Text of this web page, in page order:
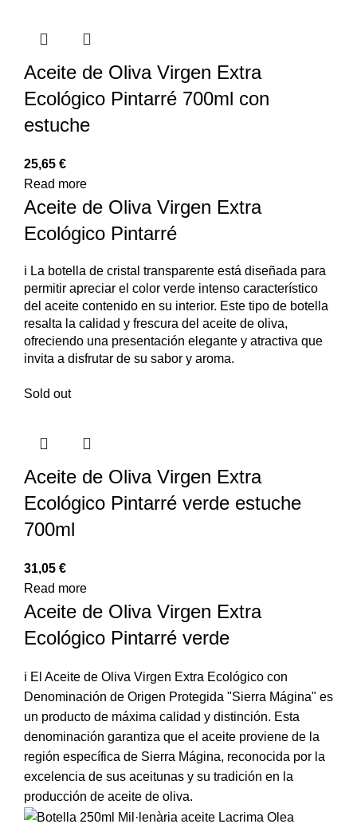
Aceite de Oliva Virgen Extra
Ecológico Pintarré 700ml con
estuche
25,65 €
Read more
Aceite de Oliva Virgen Extra
Ecológico Pintarré
ℹ️ La botella de cristal transparente está diseñada para
permitir apreciar el color verde intenso característico
del aceite contenido en su interior. Este tipo de botella
resalta la calidad y frescura del aceite de oliva,
ofreciendo una presentación elegante y atractiva que
invita a disfrutar de su sabor y aroma.
Sold out
Aceite de Oliva Virgen Extra
Ecológico Pintarré verde estuche
700ml
31,05 €
Read more
Aceite de Oliva Virgen Extra
Ecológico Pintarré verde
ℹ️ El Aceite de Oliva Virgen Extra Ecológico con
Denominación de Origen Protegida "Sierra Mágina" es
un producto de máxima calidad y distinción. Esta
denominación garantiza que el aceite proviene de la
región específica de Sierra Mágina, reconocida por la
excelencia de sus aceitunas y su tradición en la
producción de aceite de oliva.